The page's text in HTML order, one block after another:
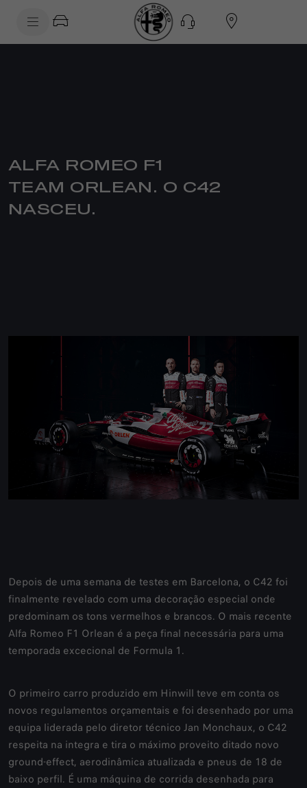
ALFA ROMEO F1
TEAM ORLEAN. O C42
NASCEU.
Depois de uma semana de testes em Barcelona, o C42 foi
finalmente revelado com uma decoração especial onde
predominam os tons vermelhos e brancos. O mais recente
Alfa Romeo F1 Orlean é a peça final necessária para uma
temporada excecional de Formula 1.
O primeiro carro produzido em Hinwill teve em conta os
novos regulamentos orçamentais e foi desenhado por uma
equipa liderada pelo diretor técnico Jan Monchaux, o C42
respeita na integra e tira o máximo proveito ditado novo
ground-effect, aerodinâmica atualizada e pneus de 18 de
baixo perfil. É uma máquina de corrida desenhada para